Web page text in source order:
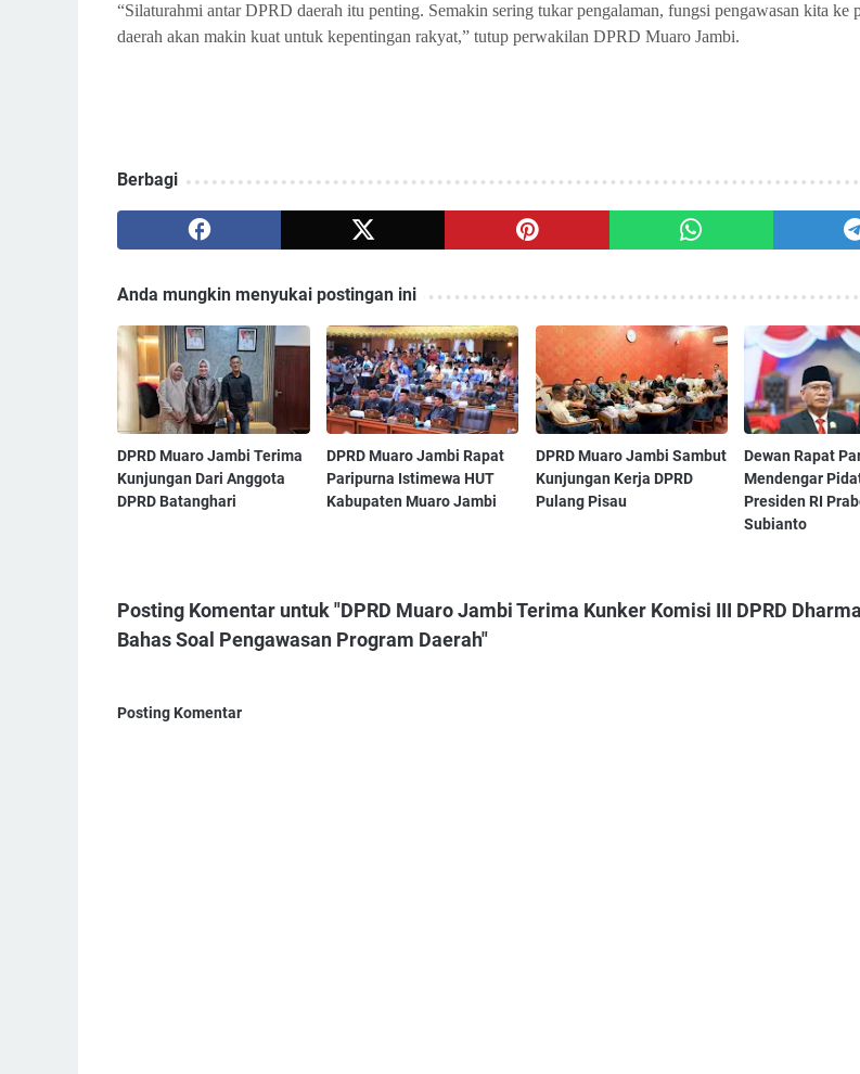
“Silaturahmi antar DPRD daerah itu penting. Semakin sering tukar pengalaman, fungsi pengawasan kita ke
daerah akan makin kuat untuk kepentingan rakyat,” tutup perwakilan DPRD Muaro Jambi.
Berbagi
Anda mungkin menyukai postingan ini
DPRD Muaro Jambi Terima
Kunjungan Dari Anggota
DPRD Batanghari ‎
‎DPRD Muaro Jambi Rapat
Paripurna Istimewa HUT
Kabupaten Muaro Jambi ‎
‎DPRD Muaro Jambi Sambut
Kunjungan Kerja DPRD
Pulang Pisau ‎
‎Dewan Rapat
Mendengar
Presiden RI
Subianto ‎
Posting Komentar untuk "DPRD Muaro Jambi Terima Kunker Komisi III DPRD
Bahas Soal Pengawasan Program Daerah"
Posting Komentar